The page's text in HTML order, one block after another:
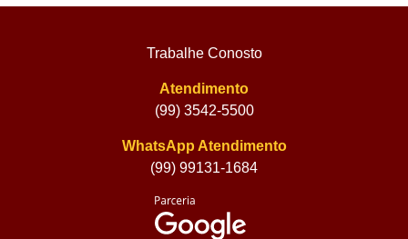
Trabalhe Conosto
Atendimento
(99) 3542-5500
WhatsApp Atendimento
(99) 99131-1684